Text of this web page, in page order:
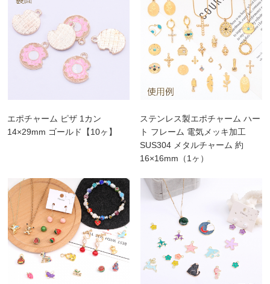
エポチャーム ピザ 1カン
14×29mm ゴールド【10ヶ】
ステンレス製エポチャーム ハー
ト フレーム 電気メッキ加工
SUS304 メタルチャーム 約
16×16mm（1ヶ）